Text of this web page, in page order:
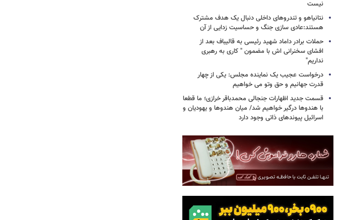
نیست
نتانیاهو و تندروهای داخلی دنبال یک هدف مشترک
هستند:عادی سازی جنگ و حساسیت زدایی از آن
حملات برادر داماد شهید رئیسی به قالیباف بعد از
افشای سخنرانی اش با مضمون " کاری به رهبری
نداریم"
درخواست عجیب یک نماینده مجلس: یکی از چهار
قدرت جهانیم و حق وتو می خواهیم
قسمت جدید اظهارات جنجالی محمدباقر خرازی؛ ما قطعا
با هندوها درگیر خواهیم شد/ میان هندوها و یهودیان و
اسرائیل پیوندهای ذاتی وجود دارد